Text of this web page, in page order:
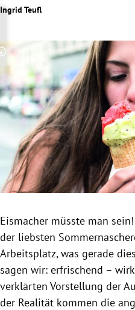
Untermenü
Untermenü
Untermenü
Untermenü
Untermenü
Untermenü
Untermenü
Ingrid Teufl
Copyright-Hinweis öffnen/
Eismacher müsste man
der liebsten
Arbeitsplatz, was gerade
sagen wir: erfrischend –
verklärten Vorstellung der
der Realität kommen die